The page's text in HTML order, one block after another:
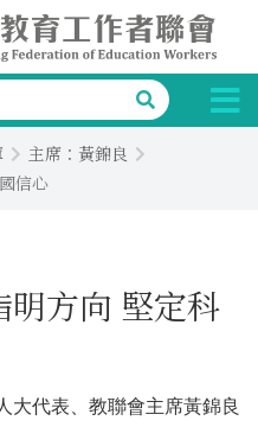
主席：黃錦良
信心
方向 堅定科
大代表、教聯會主席黃錦良